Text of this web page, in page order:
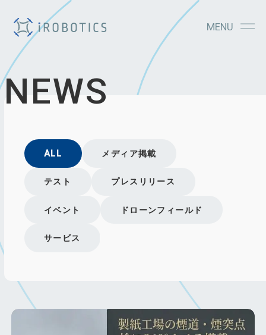
MENU
NEWS
ALL メディア掲載
テスト プレスリリース
イベント ドローンフィールド
サービス